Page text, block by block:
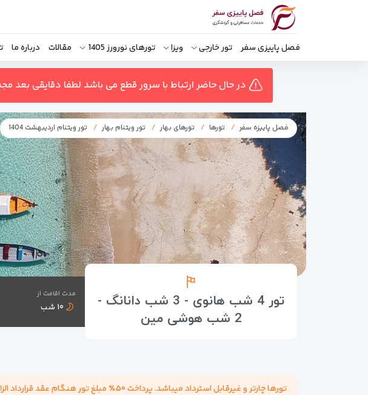
فصل پاییزی سفر تور خارجی ویزا تورهای نورورز 1405 مقالات درباره ما
در حال حاضر ارتباط با سرور قطع می باشد لطفا دقایقی بعد
فصل پاییزه سفر تورها تورهای بهار تور ویتنام بهار تور ویتنام اردیبهشت 1404
تور 4 شب هانوی - 3 شب دانانگ -
2 شب هوشی مین
مدت اقامت از
۱۰ شب
تورها چارتر و غیرقابل استرداد میباشد. پرداخت ۵۰٪ مبلغ تور هنگام عقد قرارداد الزامی میباشد. مسئولیت کنترل پاسپورت بابت هرگونه ممنوعیت خروج از کشور به عهده مسافر میباشد.